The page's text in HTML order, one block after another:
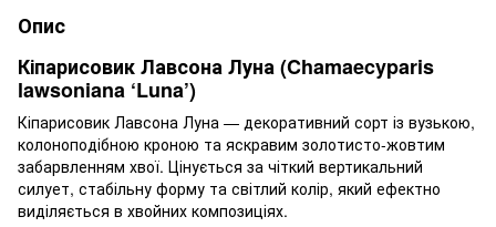
Опис
Кіпарисовик Лавсона Луна (Chamaecyparis
lawsoniana ‘Luna’)
Кіпарисовик Лавсона Луна — декоративний сорт із вузькою,
колоноподібною кроною та яскравим золотисто-жовтим
забарвленням хвої. Цінується за чіткий вертикальний
силует, стабільну форму та світлий колір, який ефектно
виділяється в хвойних композиціях.